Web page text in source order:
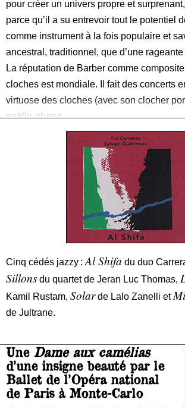
pour créer un univers propre et
parce qu’il a su entrevoir tout le potentiel
comme instrument à la fois populaire et
ancestral, traditionnel, que d’une
La réputation de Barber comme
cloches est mondiale. Il fait des concerts
virtuose des cloches (avec son clocher
paëllo-phone
Cinq cédés jazzy : Al Shifa du duo
Sillons du quartet de Jeran Luc Thomas,
Kamil Rustam, Solarde Lalo Zanelli et
de Jultrane.
Une Dame aux camélias
d’une insigne beauté par le
Ballet de l’Opéra national
de Paris à Monte-Carlo